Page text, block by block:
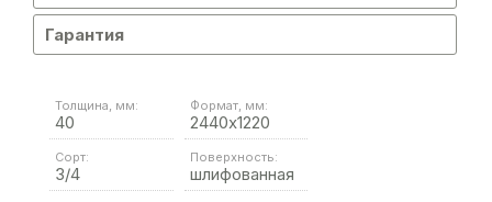
Гарантия
Толщина, мм:
40
Формат, мм:
2440х1220
Сорт:
3/4
Поверхность:
шлифованная